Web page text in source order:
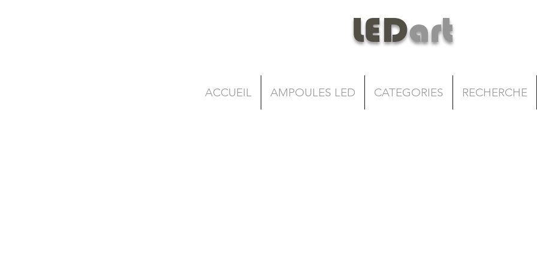
LEDart
ACCUEIL AMPOULES LED CATEGORIES RECHERCHE